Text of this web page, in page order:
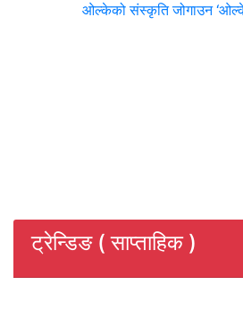
ओल्केको संस्कृति जोगाउन ‘ओल्के
ट्रेन्डिङ ( साप्ताहिक )